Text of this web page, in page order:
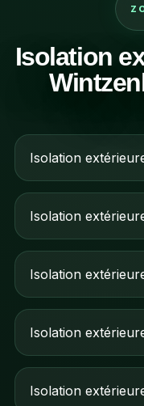
Isolation
Isolation
Isolation
Isolation
Isolation
Isolation